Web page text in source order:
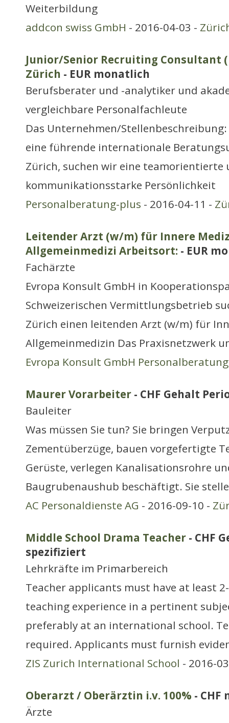
Weiterbildung
addcon swiss GmbH - 2016-04-03 -
Junior/Senior Recruiting Consultant
Zürich - EUR monatlich
Berufsberater und -analytiker und
vergleichbare Personalfachleute
Das Unternehmen/
eine führende internationale
Zürich, suchen wir eine teamorientierte
kommunikationsstarke Persönlichkeit
Personalberatung-plus - 2016-04-11 -
Leitender Arzt (w/m) für Innere
Allgemeinmedizi Arbeitsort: - EUR
Fachärzte
Evropa Konsult GmbH in
Schweizerischen Vermittlungsbetrieb
Zürich einen leitenden Arzt (w/m) für
Allgemeinmedizin Das Praxisnetzwerk
Evropa Konsult GmbH Personalberatung
Maurer Vorarbeiter - CHF Gehalt
Bauleiter
Was müssen Sie tun? Sie bringen
Zementüberzüge, bauen vorgefertigte
Gerüste, verlegen Kanalisationsrohre
Baugrubenaushub beschäftigt. Sie
AC Personaldienste AG - 2016-09-10 -
Middle School Drama Teacher - CHF
spezifiziert
Lehrkräfte im Primarbereich
Teacher applicants must have at least
teaching experience in a pertinent
preferably at an international school.
required. Applicants must furnish
ZIS Zurich International School - 2016-
Oberarzt / Oberärztin i.v. 100% -
Ärzte